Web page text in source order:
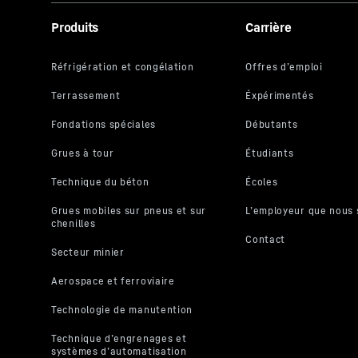
compris
dans un
En cliquant
l'avenir,
Vous
empêcher
Produits Carrière